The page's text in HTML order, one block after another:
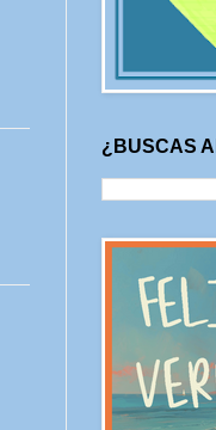
¿BUSCAS